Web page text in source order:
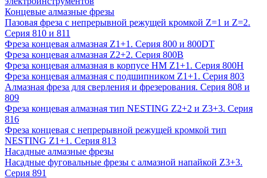
Концевые алмазные фрезы
Пазовая фреза с непрерывной режущей кромкой Z=1 и Z=2.
Серия 810 и 811
Фреза концевая алмазная Z1+1. Серия 800 и 800DT
Фреза концевая алмазная Z2+2. Серия 800B
Фреза концевая алмазная в корпусе НМ Z1+1. Серия 800H
Фреза концевая алмазная с подшипником Z1+1. Серия 803
Алмазная фреза для сверления и фрезерования. Серия 808 и
809
Фреза концевая алмазная тип NESTING Z2+2 и Z3+3. Серия
816
Фреза концевая с непрерывной режущей кромкой тип
NESTING Z1+1. Серия 813
Насадные алмазные фрезы
Насадные фуговальные фрезы с алмазной напайкой Z3+3.
Серия 891